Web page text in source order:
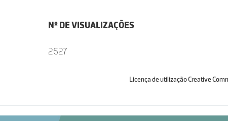
Nº DE VISUALIZAÇÕES
2627
Licença de utilização Creative